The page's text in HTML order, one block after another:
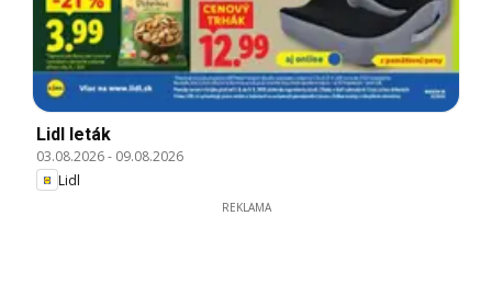
Lidl leták
03.08.2026- 09.08.2026
Lidl
REKLAMA